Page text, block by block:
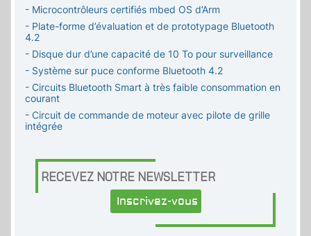
- Microcontrôleurs certifiés mbed OS d’Arm
- Plate-forme d’évaluation et de prototypage Bluetooth
4.2
- Disque dur d’une capacité de 10 To pour surveillance
- Système sur puce conforme Bluetooth 4.2
- Circuits Bluetooth Smart à très faible consommation en
courant
- Circuit de commande de moteur avec pilote de grille
intégrée
RECEVEZ NOTRE NEWSLETTER
Inscrivez-vous